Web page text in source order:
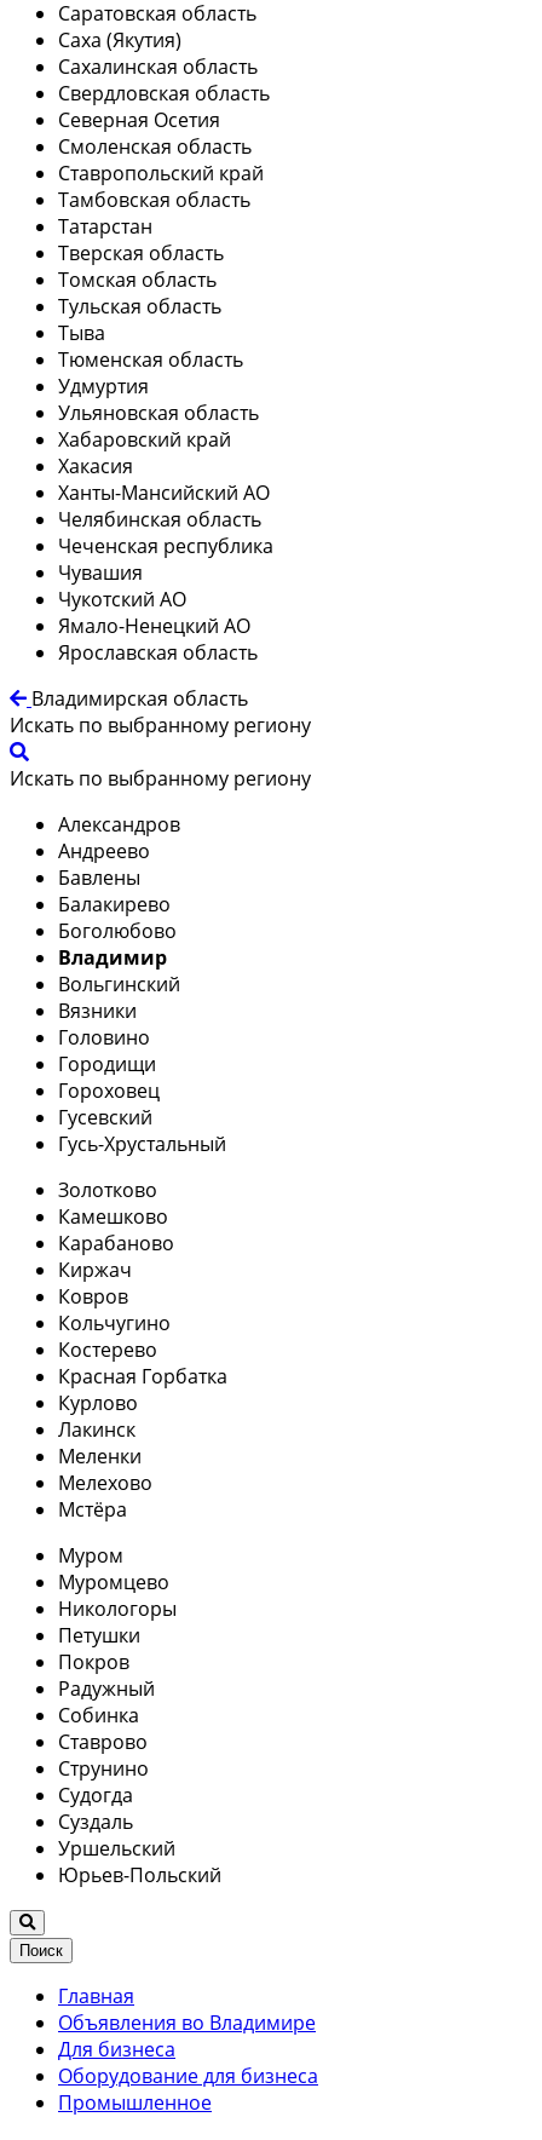
Саратовская область
Саха (Якутия)
Сахалинская область
Свердловская область
Северная Осетия
Смоленская область
Ставропольский край
Тамбовская область
Татарстан
Тверская область
Томская область
Тульская область
Тыва
Тюменская область
Удмуртия
Ульяновская область
Хабаровский край
Хакасия
Ханты-Мансийский АО
Челябинская область
Чеченская республика
Чувашия
Чукотский АО
Ямало-Ненецкий АО
Ярославская область
Владимирская область
Искать по выбранному региону
Искать по выбранному региону
Александров
Андреево
Бавлены
Балакирево
Боголюбово
Владимир
Вольгинский
Вязники
Головино
Городищи
Гороховец
Гусевский
Гусь-Хрустальный
Золотково
Камешково
Карабаново
Киржач
Ковров
Кольчугино
Костерево
Красная Горбатка
Курлово
Лакинск
Меленки
Мелехово
Мстёра
Муром
Муромцево
Никологоры
Петушки
Покров
Радужный
Собинка
Ставрово
Струнино
Судогда
Суздаль
Уршельский
Юрьев-Польский
Поиск
Главная
Объявления во Владимире
Для бизнеса
Оборудование для бизнеса
Промышленное